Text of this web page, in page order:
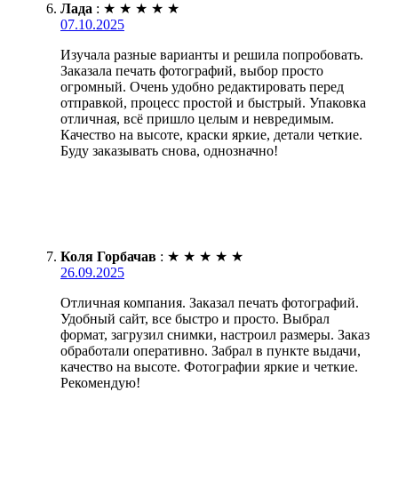
Лада : ★ ★ ★ ★ ★
07.10.2025
Изучала разные варианты и решила попробовать.
Заказала печать фотографий, выбор просто
огромный. Очень удобно редактировать перед
отправкой, процесс простой и быстрый. Упаковка
отличная, всё пришло целым и невредимым.
Качество на высоте, краски яркие, детали четкие.
Буду заказывать снова, однозначно!
Коля Горбачав : ★ ★ ★ ★ ★
26.09.2025
Отличная компания. Заказал печать фотографий.
Удобный сайт, все быстро и просто. Выбрал
формат, загрузил снимки, настроил размеры. Заказ
обработали оперативно. Забрал в пункте выдачи,
качество на высоте. Фотографии яркие и четкие.
Рекомендую!